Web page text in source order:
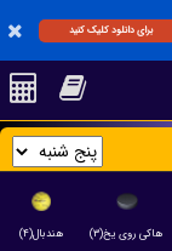
برای دانلود کلیک کنید
هاکی روی یخ(۳) هندبال(۴)